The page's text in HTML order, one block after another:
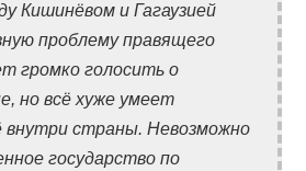
Кишинёвом и Гагаузией
проблему правящего
громко голосить о
но всё хуже умеет
внутри страны. Невозможно
государство по